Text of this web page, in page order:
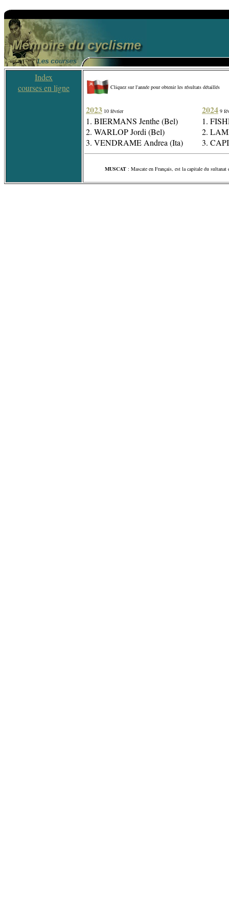
Index
courses en ligne
Cliquez sur l'année pour obtenir les résultats détaillés
2023 10 février
1. BIERMANS Jenthe (Bel)
2. WARLOP Jordi (Bel)
3. VENDRAME Andrea (Ita)
2024 9
1.
2.
3.
MUSCAT : Mascate en Français, est la capitale du sultanat